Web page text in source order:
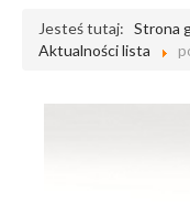
Jesteś tutaj: Strona
Aktualności lista